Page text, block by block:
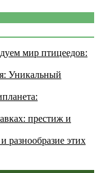
мир птицеедов:
Уникальный
престиж и
разнообразие этих